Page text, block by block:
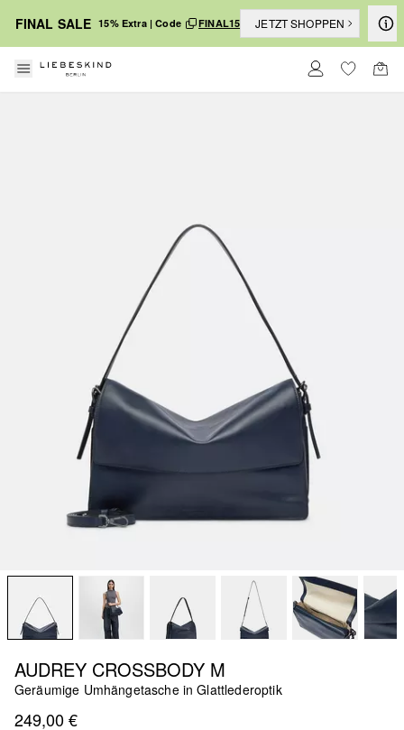
FINAL SALE 15% Extra | Code FINAL15 JETZT SHOPPEN
AUDREY CROSSBODY M
Geräumige Umhängetasche in Glattlederoptik
249,00 €